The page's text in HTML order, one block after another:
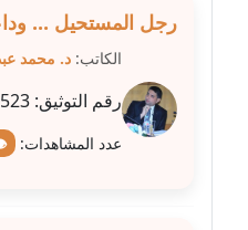
مدونة عبير سعد
عاملة
مدونة عبير عبد
عاملة
رجل المستحيل ...
الكاتب: د. محمد
رقم التوثيق:
عدد المشاهدات: